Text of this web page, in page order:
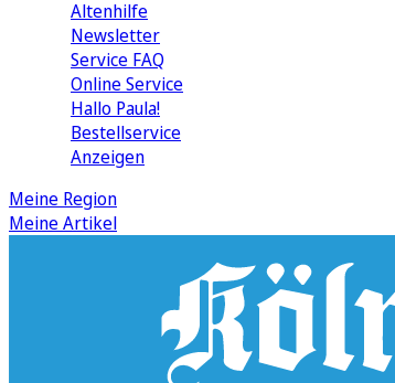
Altenhilfe
Newsletter
Service FAQ
Online Service
Hallo Paula!
Bestellservice
Anzeigen
Meine Region
Meine Artikel